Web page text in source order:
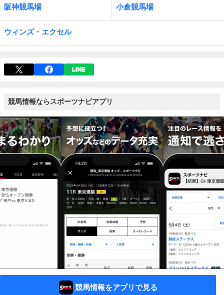
阪神競馬場 小倉競馬場
ウィンズ・エクセル
競馬情報ならスポーツナビアプリ
競馬情報をアプリで見る